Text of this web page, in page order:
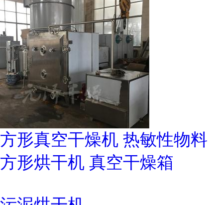
方形真空干燥机 热敏性物料
方形烘干机 真空干燥箱